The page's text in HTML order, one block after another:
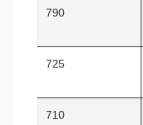
790
725
710